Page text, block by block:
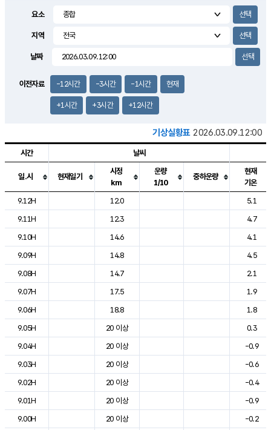
2.3m/s
요소
지역
날짜
이전자료 -12시간 -3시간 -1시간 현재
+1시간 +3시간 +12시간
기상실황표 2026.03.09.12:00
도시별 기상실황표로 지점, 날씨, 기온, 강수, 바람, 기압등을 안내한 표입
시간 날씨
일.시 현재일기
시정
km
운량
1/10
중하운량
현재
기온
9.12H
12.0
5.1
9.11H
12.3
4.7
9.10H
14.6
4.1
9.09H
14.8
4.5
9.08H
14.7
2.1
9.07H
17.5
1.9
9.06H
18.8
1.8
9.05H
20 이상
0.3
9.04H
20 이상
-0.9
9.03H
20 이상
-0.6
9.02H
20 이상
-0.4
9.01H
20 이상
-0.9
9.00H
20 이상
-0.2